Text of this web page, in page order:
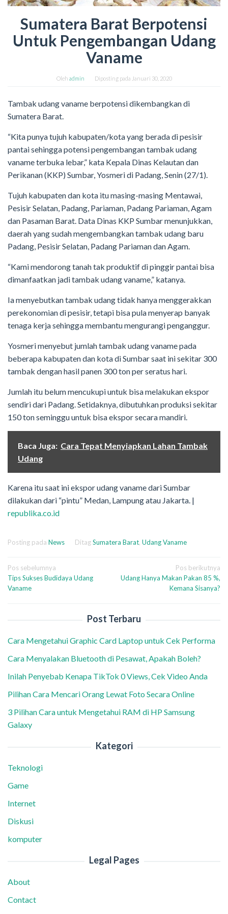
Sumatera Barat Berpotensi
Untuk Pengembangan Udang
Vaname
Oleh admin Diposting pada Januari 30, 2020
Tambak udang vaname berpotensi dikembangkan di
Sumatera Barat.
“Kita punya tujuh kabupaten/kota yang berada di pesisir
pantai sehingga potensi pengembangan tambak udang
vaname terbuka lebar,” kata Kepala Dinas Kelautan dan
Perikanan (KKP) Sumbar, Yosmeri di Padang, Senin (27/1).
Tujuh kabupaten dan kota itu masing-masing Mentawai,
Pesisir Selatan, Padang, Pariaman, Padang Pariaman, Agam
dan Pasaman Barat. Data Dinas KKP Sumbar menunjukkan,
daerah yang sudah mengembangkan tambak udang baru
Padang, Pesisir Selatan, Padang Pariaman dan Agam.
“Kami mendorong tanah tak produktif di pinggir pantai bisa
dimanfaatkan jadi tambak udang vaname,” katanya.
Ia menyebutkan tambak udang tidak hanya menggerakkan
perekonomian di pesisir, tetapi bisa pula menyerap banyak
tenaga kerja sehingga membantu mengurangi penganggur.
Yosmeri menyebut jumlah tambak udang vaname pada
beberapa kabupaten dan kota di Sumbar saat ini sekitar 300
tambak dengan hasil panen 300 ton per seratus hari.
Jumlah itu belum mencukupi untuk bisa melakukan ekspor
sendiri dari Padang. Setidaknya, dibutuhkan produksi sekitar
150 ton seminggu untuk bisa ekspor secara mandiri.
Baca Juga: Cara Tepat Menyiapkan Lahan Tambak
Udang
Karena itu saat ini ekspor udang vaname dari Sumbar
dilakukan dari “pintu” Medan, Lampung atau Jakarta. |
republika.co.id
Posting pada News DitagSumatera Barat, Udang Vaname
Navigasi
pos
Pos sebelumnya
Tips Sukses Budidaya Udang
Vaname
Pos berikutnya
Udang Hanya Makan Pakan 85 %,
Kemana Sisanya?
Post Terbaru
Cara Mengetahui Graphic Card Laptop untuk Cek Performa
Cara Menyalakan Bluetooth di Pesawat, Apakah Boleh?
Inilah Penyebab Kenapa TikTok 0 Views, Cek Video Anda
Pilihan Cara Mencari Orang Lewat Foto Secara Online
3 Pilihan Cara untuk Mengetahui RAM di HP Samsung
Galaxy
Kategori
Teknologi
Game
Internet
Diskusi
komputer
Legal Pages
About
Contact